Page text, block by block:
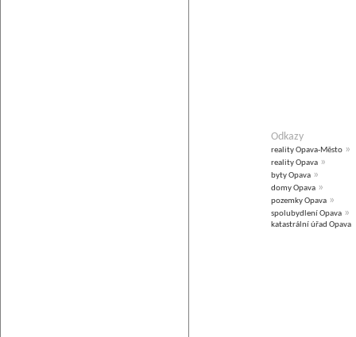
Odkazy
reality Opava-Město »
reality Opava »
byty Opava »
domy Opava »
pozemky Opava »
spolubydlení Opava »
katastrální úřad Opava